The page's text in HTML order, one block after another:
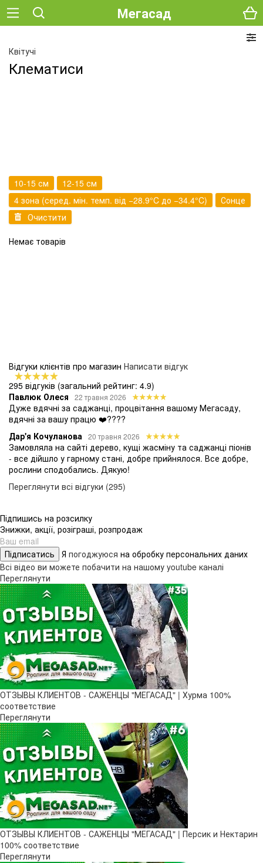
Квітучі
Клематиси
10-15 см
12-15 см
4 зона (серед. мін. темп. від −28.9°C до −34.4°C)
Сонце
Очистити
Немає товарів
Відгуки клієнтів про магазин Написати відгук
295 відгуків (загальний рейтинг: 4.9)
Павлюк Олеся
22 травня 2026
Дуже вдячні за саджанці, процвітання вашому Мегасаду,
вдячні за вашу працю ❤️????
Дар'я Кочуланова 20 травня 2026
Замовляла на сайті дерево, кущі жасміну та саджанці піонів
- все дійшло у гарному стані, добре прийнялося. Все добре,
рослини сподобались. Дякую!
Переглянути всі відгуки (295)
Підпишись на розсилку
Знижки, акції, розіграші, розпродаж
Підписатись Я погоджуюся на обробку персональних даних
Всі відео ви можете побачити на нашому youtube каналі
Переглянути
ОТЗЫВЫ КЛИЕНТОВ - САЖЕНЦЫ "МЕГАСАД" | Хурма 100%
соответствие
Переглянути
ОТЗЫВЫ КЛИЕНТОВ - САЖЕНЦЫ "МЕГАСАД" | Персик и Нектарин
100% соответствие
Переглянути
Мегасад